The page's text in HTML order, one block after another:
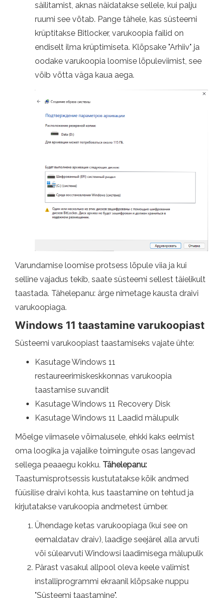
säilitamist, aknas näidatakse sellele, kui palju
ruumi see võtab. Pange tähele, kas süsteemi
krüptitakse Bitlocker, varukoopia failid on
endiselt ilma krüptimiseta. Klõpsake "Arhiiv" ja
oodake varukoopia loomise lõpuleviimist, see
võib võtta väga kaua aega.
Varundamise loomise protsess lõpule viia ja kui
selline vajadus tekib, saate süsteemi sellest täielikult
taastada. Tähelepanu: ärge nimetage kausta draivi
varukoopiaga.
Windows 11 taastamine varukoopiast
Süsteemi varukoopiast taastamiseks vajate ühte:
Kasutage Windows 11
restaureerimiskeskkonnas varukoopia
taastamise suvandit
Kasutage Windows 11 Recovery Disk
Kasutage Windows 11 Laadid mälupulk
Mõelge viimasele võimalusele, ehkki kaks eelmist
oma loogika ja vajalike toimingute osas langevad
sellega peaaegu kokku. Tähelepanu:
Taastumisprotsessis kustutatakse kõik andmed
füüsilise draivi kohta, kus taastamine on tehtud ja
kirjutatakse varukoopia andmetest ümber.
Ühendage ketas varukoopiaga (kui see on
eemaldatav draiv), laadige seejärel alla arvuti
või sülearvuti Windowsi laadimisega mälupulk
Pärast vasakul allpool oleva keele valimist
installiprogrammi ekraanil klõpsake nuppu
"Süsteemi taastamine".